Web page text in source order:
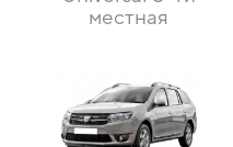
местная